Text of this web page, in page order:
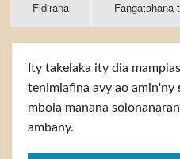
Primary tabs
Fidirana Fangatahana
Ity takelaka ity dia
tenimiafina avy ao amin'ny
mbola manana
ambany.